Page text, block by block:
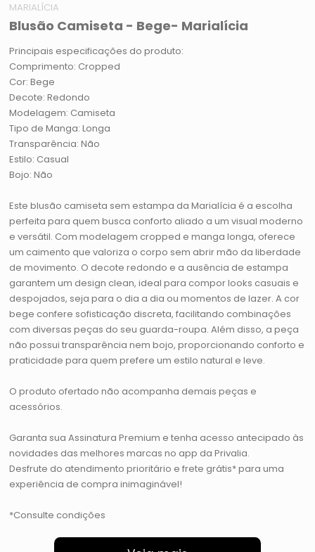
MARIALÍCIA
Blusão Camiseta - Bege- Marialícia
Principais especificações do produto:
Comprimento: Cropped
Cor: Bege
Decote: Redondo
Modelagem: Camiseta
Tipo de Manga: Longa
Transparência: Não
Estilo: Casual
Bojo: Não
Este blusão camiseta sem estampa da Marialícia é a escolha
perfeita para quem busca conforto aliado a um visual moderno
e versátil. Com modelagem cropped e manga longa, oferece
um caimento que valoriza o corpo sem abrir mão da liberdade
de movimento. O decote redondo e a ausência de estampa
garantem um design clean, ideal para compor looks casuais e
despojados, seja para o dia a dia ou momentos de lazer. A cor
bege confere sofisticação discreta, facilitando combinações
com diversas peças do seu guarda-roupa. Além disso, a peça
não possui transparência nem bojo, proporcionando conforto e
praticidade para quem prefere um estilo natural e leve.
O produto ofertado não acompanha demais peças e
acessórios.
Garanta sua Assinatura Premium e tenha acesso antecipado às
novidades das melhores marcas no app da Privalia.
Desfrute do atendimento prioritário e frete grátis* para uma
experiência de compra inimaginável!
*Consulte condições